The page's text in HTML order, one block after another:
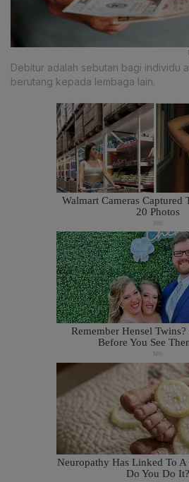
Debitur adalah sebutan bagi individu
berutang kepada lembaga lain.